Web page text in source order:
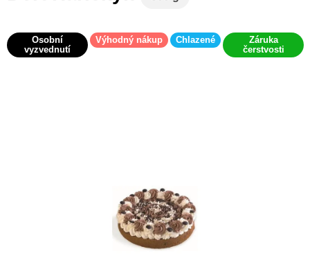
Osobní
vyzvednutí
Výhodný nákup Chlazené
Záruka
čerstvosti